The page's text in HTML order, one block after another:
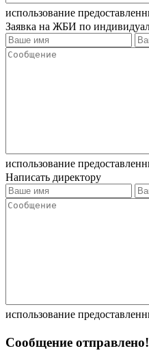
использование
Заявка на ЖБИ по
использование
Написать директору
использование
Сообщение отправлено!